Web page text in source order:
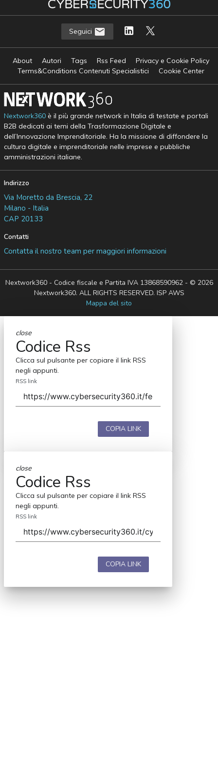
Seguici
About Autori Tags Rss Feed
Privacy e Cookie Policy
Terms&Conditions Contenuti Specialistici
Cookie Center
Nextwork360è il più grande network in Italia di testate e portali
B2B dedicati ai temi della Trasformazione Digitale e
dell’Innovazione Imprenditoriale. Ha la missione di diffondere la
cultura digitale e imprenditoriale nelle imprese e pubbliche
amministrazioni italiane.
Indirizzo
Via Moretto da Brescia, 22
Milano - Italia
CAP 20133
Contatti
Contatta il nostro team per maggiori informazioni
Nextwork360 - Codice fiscale e Partita IVA 13868590962 - © 2026
Nextwork360. ALL RIGHTS RESERVED. ISP AWS
Mappa del sito
close
Codice Rss
Clicca sul pulsante per copiare il link RSS
negli appunti.
RSS link
COPIA LINK
close
Codice Rss
Clicca sul pulsante per copiare il link RSS
negli appunti.
RSS link
COPIA LINK